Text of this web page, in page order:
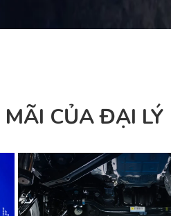
MÃI CỦA ĐẠI LÝ